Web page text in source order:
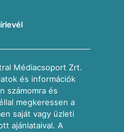
Médiacsoport Zrt.
és információk
számomra és
megkeressen a
saját vagy üzleti
ajánlataival. A